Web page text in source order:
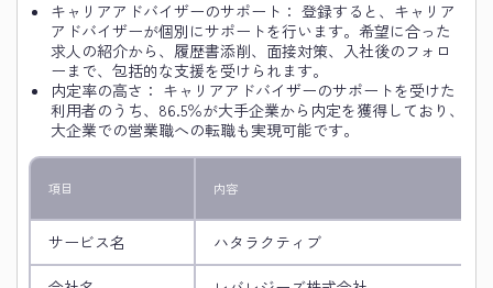
キャリアアドバイザーのサポート： 登録すると、キャリア
アドバイザーが個別にサポートを行います。希望に合った
求人の紹介から、履歴書添削、面接対策、入社後のフォロ
ーまで、包括的な支援を受けられます。
内定率の高さ： キャリアアドバイザーのサポートを受けた
利用者のうち、86.5％が大手企業から内定を獲得しており、
大企業での営業職への転職も実現可能です。
項目 内容
サービス名 ハタラクティブ